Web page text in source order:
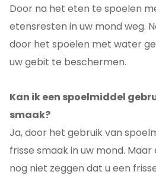
Door na het eten te spoelen
etensresten in uw mond weg.
door het spoelen met water
uw gebit te beschermen.
Kan ik een spoelmiddel
smaak?
Ja, door het gebruik van
frisse smaak in uw mond.
nog niet zeggen dat u een